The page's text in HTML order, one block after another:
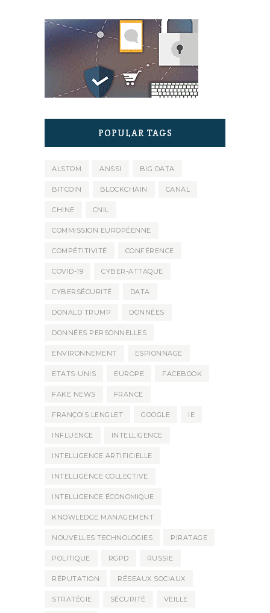
POPULAR TAGS
ALSTOM ANSSI BIG DATA
BITCOIN BLOCKCHAIN CANAL
CHINE CNIL
COMMISSION EUROPÉENNE
COMPÉTITIVITÉ CONFÉRENCE
COVID-19 CYBER-ATTAQUE
CYBERSÉCURITÉ DATA
DONALD TRUMP DONNÉES
DONNÉES PERSONNELLES
ENVIRONNEMENT ESPIONNAGE
ETATS-UNIS EUROPE FACEBOOK
FAKE NEWS FRANCE
FRANÇOIS LENGLET GOOGLE IE
INFLUENCE INTELLIGENCE
INTELLIGENCE ARTIFICIELLE
INTELLIGENCE COLLECTIVE
INTELLIGENCE ÉCONOMIQUE
KNOWLEDGE MANAGEMENT
NOUVELLES TECHNOLOGIES PIRATAGE
POLITIQUE RGPD RUSSIE
RÉPUTATION RÉSEAUX SOCIAUX
STRATÉGIE SÉCURITÉ VEILLE